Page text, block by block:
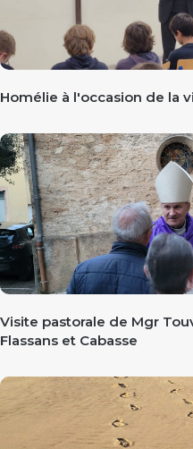
Homélie à l'occasion de la
Visite pastorale de Mgr
Flassans et Cabasse